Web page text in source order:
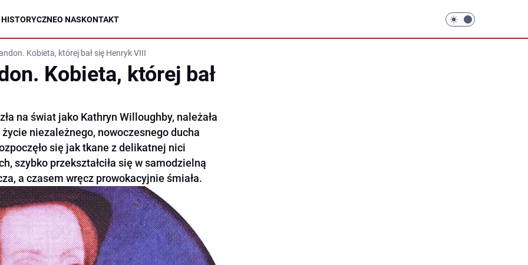
O NASKONTAKT
Kobieta, której bał się Henryk VIII
Kobieta, której bał
na świat jako Kathryn Willoughby, należała
niezależnego, nowoczesnego ducha
się jak tkane z delikatnej nici
szybko przekształciła się w samodzielną
a czasem wręcz prowokacyjnie śmiała.